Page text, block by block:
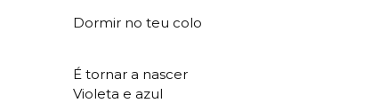
Dormir no teu colo
É tornar a nascer
Violeta e azul